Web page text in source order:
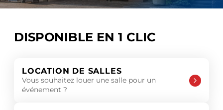
DISPONIBLE EN 1 CLIC
LOCATION DE SALLES
Vous souhaitez louer une salle pour un
événement ?